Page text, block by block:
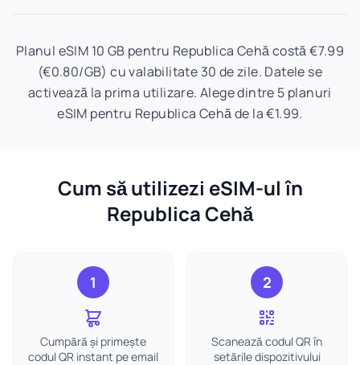
Planul eSIM 10 GB pentru Republica Cehă costă €7.99
(€0.80/GB) cu valabilitate 30 de zile. Datele se
activează la prima utilizare. Alege dintre 5 planuri
eSIM pentru Republica Cehă de la €1.99.
Cum să utilizezi eSIM-ul în
Republica Cehă
1
Cumpără și primește
codul QR instant pe email
2
Scanează codul QR în
setările dispozitivului